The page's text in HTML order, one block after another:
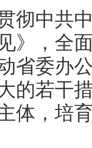
中共中
》，全
省委办
的若干
体，培